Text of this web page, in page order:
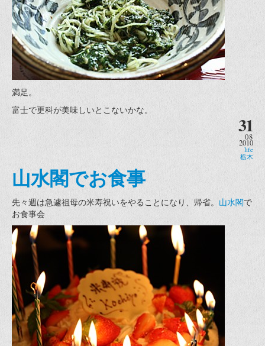
満足。
富士で更科が美味しいとこないかな。
31
08
2010
life
栃木
山水閣でお食事
先々週は急遽祖母の米寿祝いをやることになり、帰省。 山水閣で
お食事会